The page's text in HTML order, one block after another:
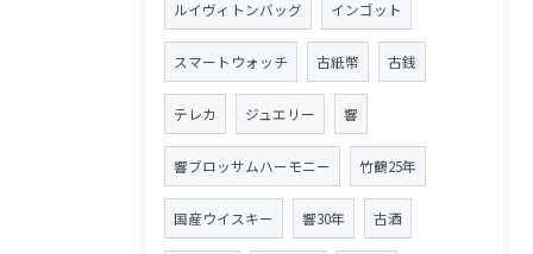
ルイヴィトンバッグ インゴット
スマートウォッチ 古紙幣 古銭
テレカ ジュエリー 響
響ブロッサムハーモニー 竹鶴25年
国産ウイスキー 響30年 古酒